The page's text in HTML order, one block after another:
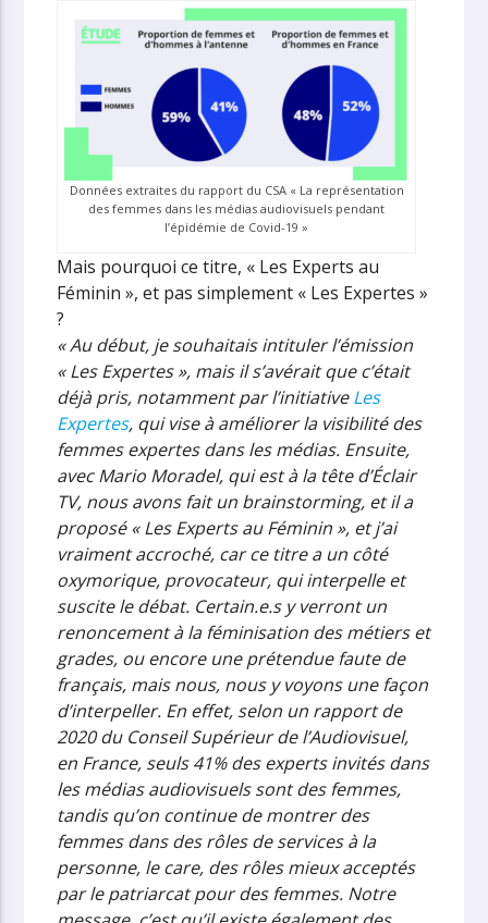
Données extraites du rapport du CSA « La représentation
des femmes dans les médias audiovisuels pendant
l’épidémie de Covid-19 »
Mais pourquoi ce titre, « Les Experts au
Féminin », et pas simplement « Les Expertes »
?
« Au début, je souhaitais intituler l’émission
« Les Expertes », mais il s’avérait que c’était
déjà pris, notamment par l’initiativeLes
Expertes, qui vise à améliorer la visibilité des
femmes expertes dans les médias. Ensuite,
avec Mario Moradel, qui est à la tête d’Éclair
TV, nous avons fait un brainstorming, et il a
proposé « Les Experts au Féminin », et j’ai
vraiment accroché, car ce titre a un côté
oxymorique, provocateur, qui interpelle et
suscite le débat. Certain.e.s y verront un
renoncement à la féminisation des métiers et
grades, ou encore une prétendue faute de
français, mais nous, nous y voyons une façon
d’interpeller. En effet, selon un rapport de
2020 du Conseil Supérieur de l’Audiovisuel,
en France, seuls 41% des experts invités dans
les médias audiovisuels sont des femmes,
tandis qu’on continue de montrer des
femmes dans des rôles de services à la
personne, le care, des rôles mieux acceptés
par le patriarcat pour des femmes. Notre